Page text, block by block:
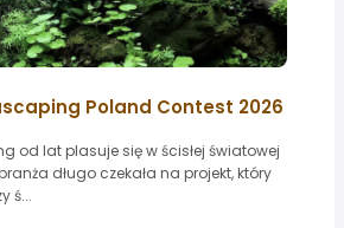
Poland Contest 2026
od lat plasuje się w ścisłej światowej
długo czekała na projekt, który
ś...